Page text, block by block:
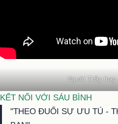
Người Thầy
KẾT NỐI VỚI SÁU BÌNH
"THEO ĐUỔI SỰ ƯU TÚ -